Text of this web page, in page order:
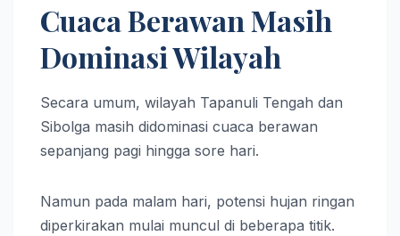
Cuaca Berawan Masih
Dominasi Wilayah
Secara umum, wilayah Tapanuli Tengah dan
Sibolga masih didominasi cuaca berawan
sepanjang pagi hingga sore hari.
Namun pada malam hari, potensi hujan ringan
diperkirakan mulai muncul di beberapa titik.